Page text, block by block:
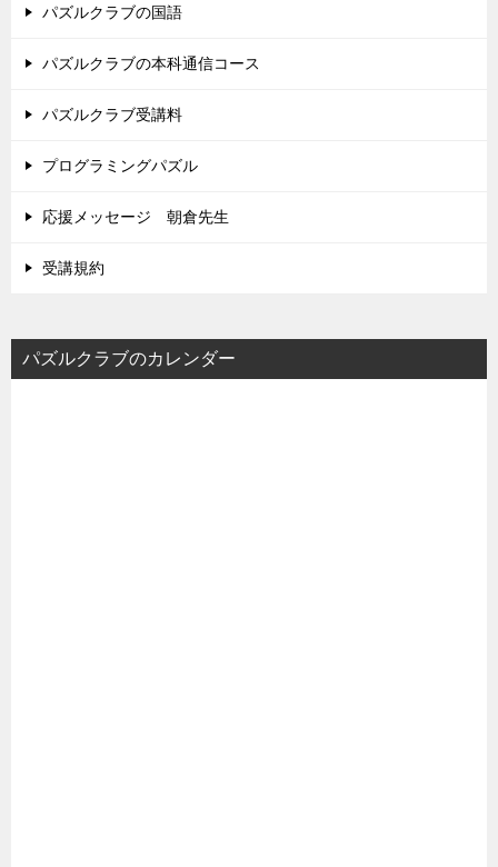
パズルクラブの国語
パズルクラブの本科通信コース
パズルクラブ受講料
プログラミングパズル
応援メッセージ 朝倉先生
受講規約
パズルクラブのカレンダー